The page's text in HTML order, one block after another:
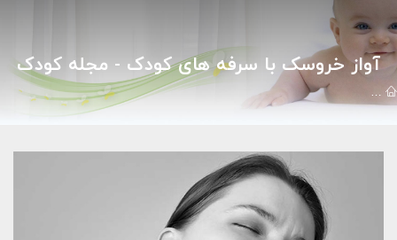
آواز خروسک با سرفه های کودک - مجله کودک
علوم پزشکی آواز خروسک با سرفه های کودک -